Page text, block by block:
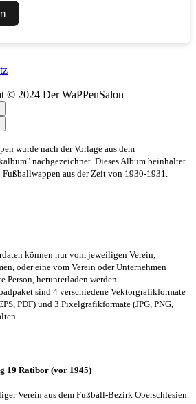
© 2024 Der WaPPenSalon
wurde nach der Vorlage aus dem
nachgezeichnet. Dieses Album beinhaltet
Fußballwappen aus der Zeit von 1930-1931.
können nur vom jeweiligen Verein,
oder eine vom Verein oder Unternehmen
Person, herunterladen werden.
sind 4 verschiedene Vektorgrafikformate
PDF) und 3 Pixelgrafikformate (JPG, PNG,
19 Ratibor (vor 1945)
Verein aus dem Fußball-Bezirk Oberschlesien.